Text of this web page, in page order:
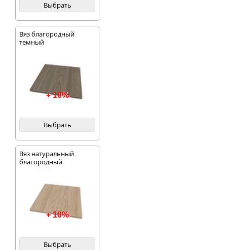
Выбрать
Вяз благородный
темный
+ 10%
Выбрать
Вяз натуральный
благородный
+ 10%
Выбрать